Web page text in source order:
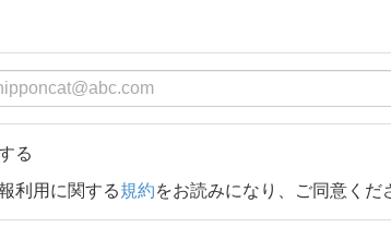
る
利用に関する規約をお読みになり、ご同意くだ